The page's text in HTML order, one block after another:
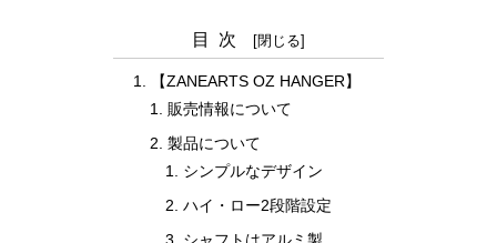
目次
【ZANEARTS OZ HANGER】
販売情報について
製品について
シンプルなデザイン
ハイ・ロー2段階設定